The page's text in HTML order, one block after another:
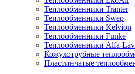
Теплообменники Tranter
Теплообменники Swep
Теплообменники Kelvion
Теплообменники Funke
Теплообменники Alfa-
Кожухотрубные
Пластинчатые